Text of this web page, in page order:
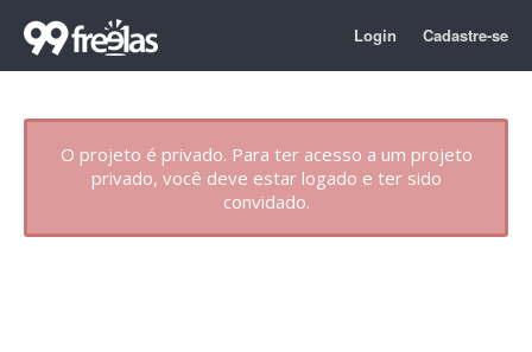
Login Cadastre-se
O projeto é privado. Para ter acesso a um projeto
privado, você deve estar logado e ter sido
convidado.